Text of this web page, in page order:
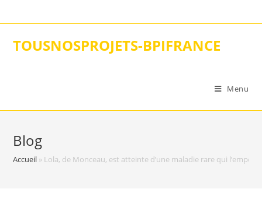
to
TOUSNOSPROJETS-BPIFRANCE
Menu
Blog
Accueil » Lola, de Monceau, est atteinte d’une maladie rare qui